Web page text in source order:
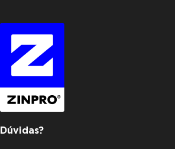
Dúvidas?